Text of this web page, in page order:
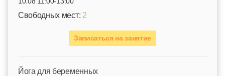
Свободных мест: 2
Записаться на занятие
Йога для беременных